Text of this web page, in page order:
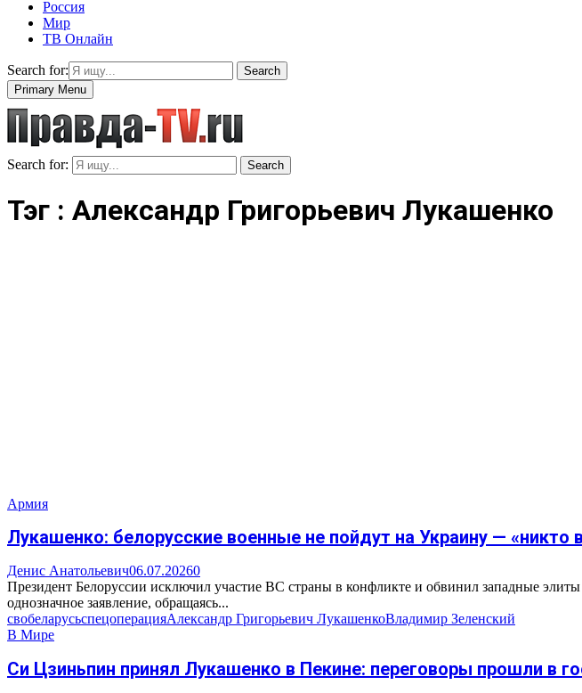
Россия
Мир
ТВ Онлайн
Search for:
Search
Primary Menu
Search for: Search
Тэг : Александр Григорьевич Лукашенко
Армия
Лукашенко: белорусские военные не пойдут на Украину — «никто
Денис Анатольевич06.07.20260
Президент Белоруссии исключил участие ВС страны в конфликте и обвинил западные
однозначное заявление, обращаясь...
свобеларусьспецоперацияАлександр Григорьевич ЛукашенкоВладимир Зеленский
В Мире
Си Цзиньпин принял Лукашенко в Пекине: переговоры прошли в